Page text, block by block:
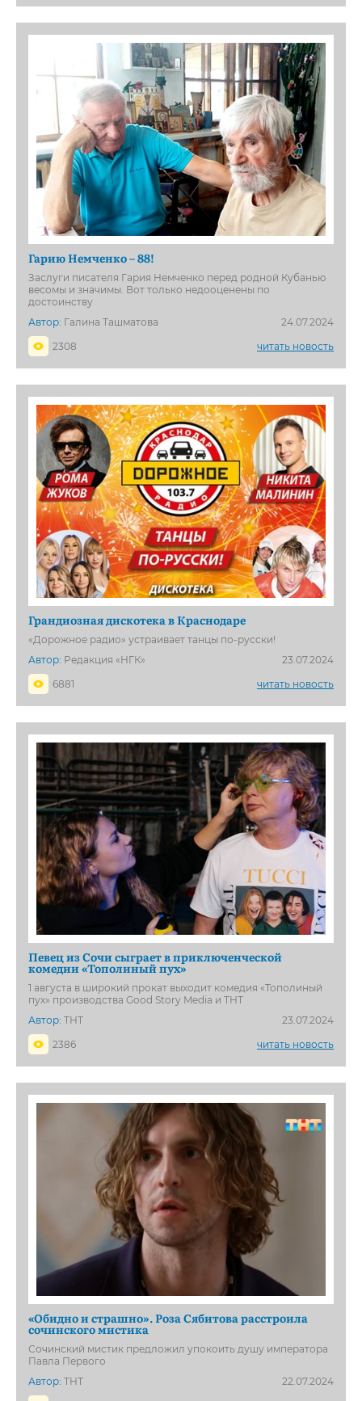
Гарию Немченко – 88!
Заслуги писателя Гария Немченко перед родной Кубанью
весомы и значимы. Вот только недооценены по
достоинству
Автор: Галина Ташматова
24.07.2024
2308
читать новость
Грандиозная дискотека в Краснодаре
«Дорожное радио» устраивает танцы по-русски!
Автор: Редакция «НГК»
23.07.2024
6881
читать новость
Певец из Сочи сыграет в приключенческой
комедии «Тополиный пух»
1 августа в широкий прокат выходит комедия «Тополиный
пух» производства Good Story Media и ТНТ
Автор: ТНТ
23.07.2024
2386
читать новость
«Обидно и страшно». Роза Сябитова расстроила
сочинского мистика
Сочинский мистик предложил упокоить душу императора
Павла Первого
Автор: ТНТ
22.07.2024